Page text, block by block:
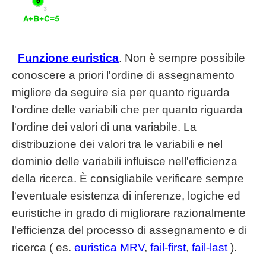
Funzione euristica. Non è sempre possibile
conoscere a priori l'ordine di assegnamento
migliore da seguire sia per quanto riguarda
l'ordine delle variabili che per quanto riguarda
l'ordine dei valori di una variabile. La
distribuzione dei valori tra le variabili e nel
dominio delle variabili influisce nell'efficienza
della ricerca. È consigliabile verificare sempre
l'eventuale esistenza di inferenze, logiche ed
euristiche in grado di migliorare razionalmente
l'efficienza del processo di assegnamento e di
ricerca ( es. euristica MRV, fail-first, fail-last ).